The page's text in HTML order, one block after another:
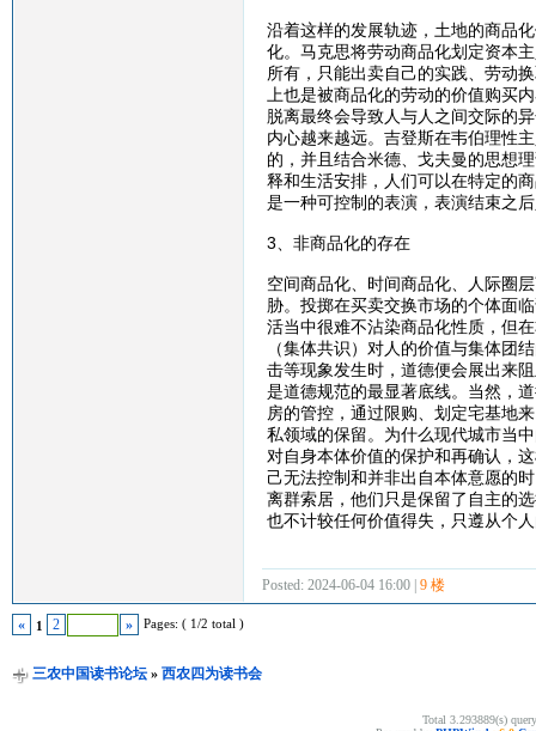
沿着这样的发展轨迹，土地的商品
化。马克思将劳动商品化划定资本
所有，只能出卖自己的实践、劳动
上也是被商品化的劳动的价值购买
脱离最终会导致人与人之间交际的
内心越来越远。吉登斯在韦伯理性
的，并且结合米德、戈夫曼的思想
释和生活安排，人们可以在特定的
是一种可控制的表演，表演结束之
3、非商品化的存在
空间商品化、时间商品化、人际圈
胁。投掷在买卖交换市场的个体面
活当中很难不沾染商品化性质，但
（集体共识）对人的价值与集体团
击等现象发生时，道德便会展出来
是道德规范的最显著底线。当然，
房的管控，通过限购、划定宅基地
私领域的保留。为什么现代城市当
对自身本体价值的保护和再确认，
己无法控制和并非出自本体意愿的
离群索居，他们只是保留了自主的
也不计较任何价值得失，只遵从个
Posted: 2024-06-04 16:00 | 9 楼
« 1 2 » Pages: ( 1/2 total )
三农中国读书论坛» 西农四为读书会
Total 3.293889(s)